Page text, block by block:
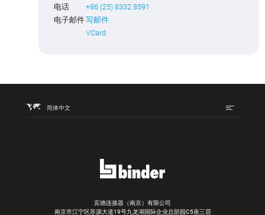
电话
+86 (25) 8332 8591
电子邮件写邮件
VCard
简体中文
宾德连接器（南京）有限公司
南京市江宁区苏源大道19号九龙湖国际企业总部园C5座三层